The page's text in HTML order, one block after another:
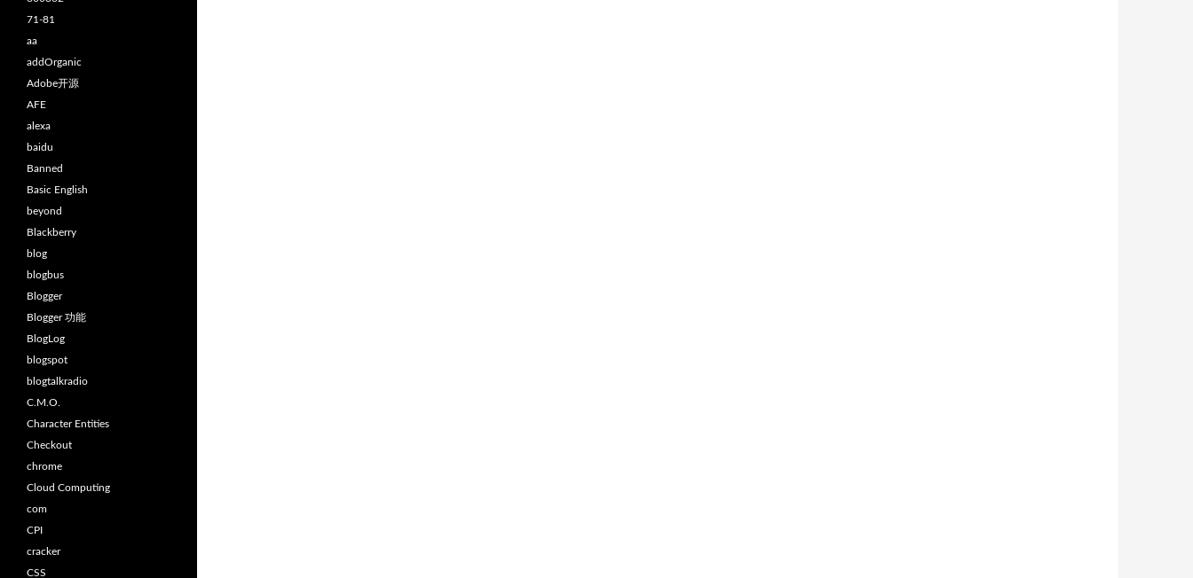
71-81
aa
addOrganic
Adobe开源
AFE
alexa
baidu
Banned
Basic English
beyond
Blackberry
blog
blogbus
Blogger
Blogger 功能
BlogLog
blogspot
blogtalkradio
C.M.O.
Character Entities
Checkout
chrome
Cloud Computing
com
CPI
cracker
CSS